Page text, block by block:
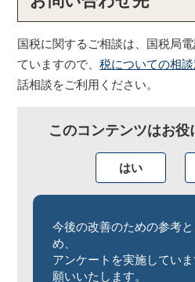
国税に関するご相談は、国税局
ていますので、税についての相
話相談をご利用ください。
このコンテンツはお役
はい
今後の改善のための参考
め、
アンケートを実施してい
願いいたします。